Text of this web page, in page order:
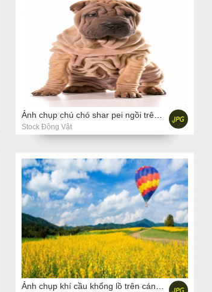
Ảnh chụp chú chó shar pei ngồi trên nền trắng
Stock Động Vật